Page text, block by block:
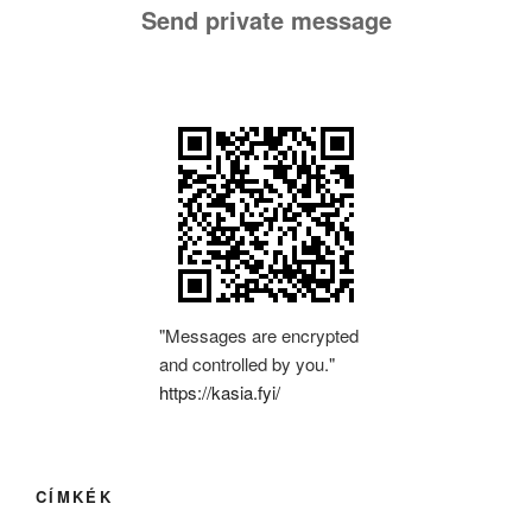
Send private message
"Messages are encrypted
and controlled by you."
https://kasia.fyi/
CÍMKÉK